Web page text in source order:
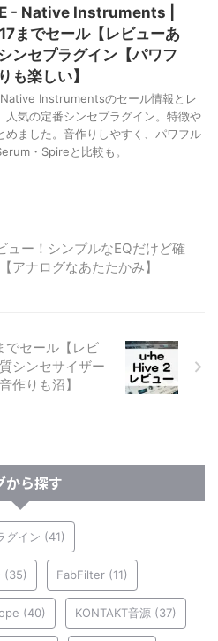
- Native Instruments |
までセール【レビューあ
ンセプラグイン【パワフ
も楽しい】
Instrumentsのセール情報とレ
人気の定番シンセプラグイン。特徴や
めました。音作りしやすく、パワフル
・Spireと比較も。
ュー！シンプルなEQだけど確
アナログなあたたかみ】
セール【レビ
シンセサイザー
作りも沼】
から探す
グイン (41)
(35) FabFilter (11)
(40) KONTAKT音源 (37)